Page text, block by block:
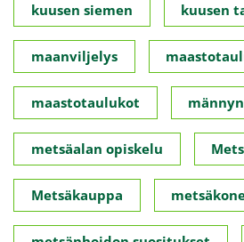
kuusen siemen kuusen
maanviljelys
maastotaulukot
metsäalan opiskelu
Metsäkauppa